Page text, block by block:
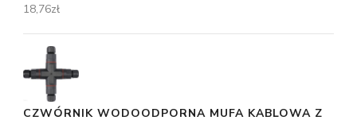
18,76zł
CZWÓRNIK WODOODPORNA MUFA KABLOWA Z